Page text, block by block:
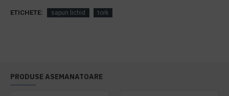
ETICHETE: sapun lichid tork
PRODUSE ASEMANATOARE